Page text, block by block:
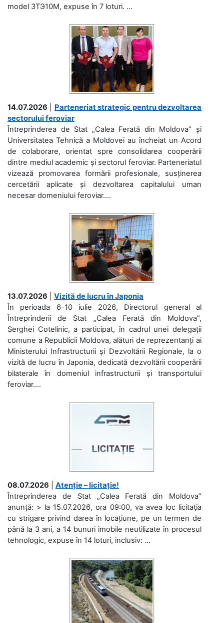
model 3ТЭ10М, expuse în 7 loturi. ...
14.07.2026
Parteneriat strategic pentru dezvoltarea
sectorului feroviar
Întreprinderea de Stat „Calea Ferată din Moldova” și
Universitatea Tehnică a Moldovei au încheiat un Acord
de colaborare, orientat spre consolidarea cooperării
dintre mediul academic și sectorul feroviar. Parteneriatul
vizează promovarea formării profesionale, susținerea
cercetării aplicate și dezvoltarea capitalului uman
necesar domeniului feroviar....
13.07.2026
Vizită de lucru în Japonia
În perioada 6-10 iulie 2026, Directorul general al
Întreprinderii de Stat „Calea Ferată din Moldova”,
Serghei Cotelinic, a participat, în cadrul unei delegații
comune a Republicii Moldova, alături de reprezentanți ai
Ministerului Infrastructurii și Dezvoltării Regionale, la o
vizită de lucru în Japonia, dedicată dezvoltării cooperării
bilaterale în domeniul infrastructurii și transportului
feroviar....
08.07.2026
Atenție – licitație!
Întreprinderea de Stat „Calea Ferată din Moldova”
anunță: > la 15.07.2026, ora 09:00, va avea loc licitaţia
cu strigare privind darea în locațiune, pe un termen de
până la 3 ani, a 14 bunuri imobile neutilizate în procesul
tehnologic, expuse în 14 loturi, inclusiv: ...